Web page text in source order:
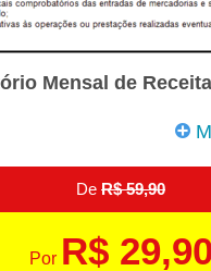
Mensal de
De R$ 59,90
Por R$ 29,90